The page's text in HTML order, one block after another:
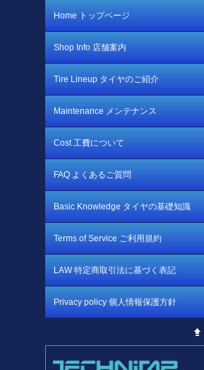
Home トップページ
Shop Info 店舗案内
Tire Lineup タイヤのご紹介
Maintenance メンテナンス
Cost 工費について
FAQ よくあるご質問
Basic Knowledge タイヤの基礎知識
Terms of Service ご利用規約
LAW 特定商取引法に基づく表記
Privacy policy 個人情報保護方針